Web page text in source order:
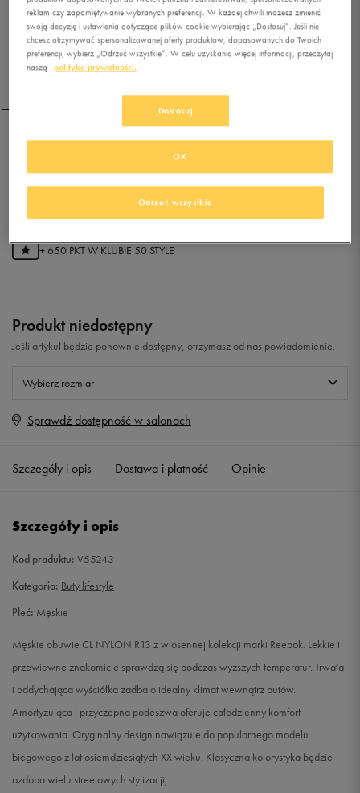
REEBOK CL NYLON R13
129,99złz Vat
+ 650 PKT W KLUBIE 50 STYLE
Produkt niedostępny
Jeśli artykuł będzie ponownie dostępny, otrzymasz od nas powiadomienie.
Wybierz rozmiar
Rozmiary EU
40,5
42,5 27,5 cm
44 28,5 cm Powiadom o dostępności
44,5 Powiadom o dostępności
45,5 30 cm
Sprawdź dostępność w salonach
Szczegóły i opis Dostawa i płatność Opinie
Szczegóły i opis
Kod produktu: V55243
Kategoria: Buty lifestyle
Płeć: Męskie
Męskie obuwie CL NYLON R13 z wiosennej kolekcji marki Reebok. Lekkie i
przewiewne znakomicie sprawdzą się podczas wyższych temperatur. Trwała
i oddychająca wyściółka zadba o idealny klimat wewnątrz butów.
Amortyzująca i przyczepna podeszwa oferuje całodzienny komfort
użytkowania. Oryginalny design nawiązuje do popularnego modelu
biegowego z lat osiemdziesiątych XX wieku. Klasyczna kolorystyka będzie
ozdoba wielu streetowych stylizacji,
reklam czy zapamiętywanie wybranych preferencji. W każdej chwili możesz zmienić
swoją decyzję i ustawienia dotyczące plików cookie wybierając „Dostosuj”. Jeśli nie
chcesz otrzymywać spersonalizowanej oferty produktów, dopasowanych do Twoich
preferencji, wybierz „Odrzuć wszystkie”. W celu uzyskania więcej informacji, przeczytaj
naszą
politykę prywatności.
Dostosuj
Odrzuć wszystkie
OK